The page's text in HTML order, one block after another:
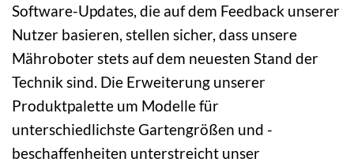
Software-Updates, die auf dem Feedback unserer
Nutzer basieren, stellen sicher, dass unsere
Mähroboter stets auf dem neuesten Stand der
Technik sind. Die Erweiterung unserer
Produktpalette um Modelle für
unterschiedlichste Gartengrößen und -
beschaffenheiten unterstreicht unser